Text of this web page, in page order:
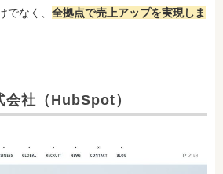
でなく、 全拠点で売上アップを実現しま
会社（HubSpot）